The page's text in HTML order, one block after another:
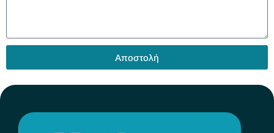
Αποστολή